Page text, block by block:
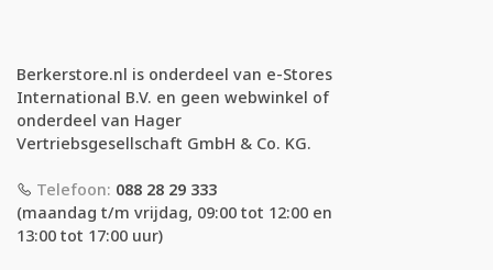
Berkerstore.nl is onderdeel van e-Stores
International B.V. en geen webwinkel of
onderdeel van Hager
Vertriebsgesellschaft GmbH & Co. KG.
Telefoon: 088 28 29 333
(maandag t/m vrijdag, 09:00 tot 12:00 en
13:00 tot 17:00 uur)